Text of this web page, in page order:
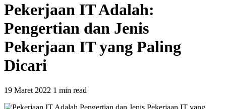
Pekerjaan IT Adalah:
Pengertian dan Jenis
Pekerjaan IT yang Paling
Dicari
19 Maret 2022 1 min read